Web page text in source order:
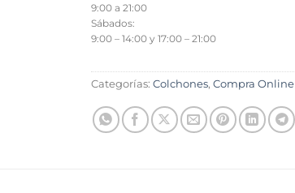
9:00 a 21:00
Sábados:
9:00 – 14:00 y 17:00 – 21:00
Categorías: Colchones, Compra Online